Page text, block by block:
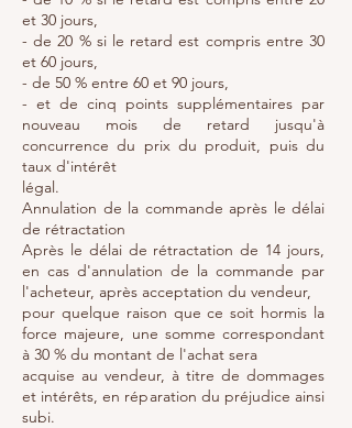
et 30 jours,
- de 20 % si le retard est compris entre 30
et 60 jours,
- de 50 % entre 60 et 90 jours,
- et de cinq points supplémentaires par
nouveau mois de retard jusqu'à
concurrence du prix du produit, puis du
taux d'intérêt
légal.
Annulation de la commande après le délai
de rétractation
Après le délai de rétractation de 14 jours,
en cas d'annulation de la commande par
l'acheteur, après acceptation du vendeur,
pour quelque raison que ce soit hormis la
force majeure, une somme correspondant
à 30 % du montant de l'achat sera
acquise au vendeur, à titre de dommages
et intérêts, en réparation du préjudice ainsi
subi.